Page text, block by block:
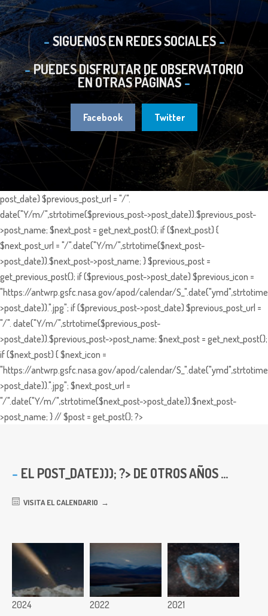
SIGUENOS EN REDES SOCIALES
PUEDES DISFRUTAR DE OBSERVATORIO
EN OTRAS PÁGINAS
Facebook Twitter
post_date) $previous_post_url = "/".
date("Y/m/",strtotime($previous_post->post_date)).$previous_post-
>post_name; $next_post = get_next_post(); if ($next_post) {
$next_post_url = "/".date("Y/m/",strtotime($next_post-
>post_date)).$next_post->post_name; } $previous_post =
get_previous_post(); if ($previous_post->post_date) $previous_icon =
"https://antwrp.gsfc.nasa.gov/apod/calendar/
>post_date)).".jpg"; if ($previous_post->post_date) $previous_post_url =
"/". date("Y/m/",strtotime($previous_post-
>post_date)).$previous_post->post_name; $next_post = get_next_post();
if ($next_post) { $next_icon =
"https://antwrp.gsfc.nasa.gov/apod/calendar/
>post_date)).".jpg"; $next_post_url =
"/".date("Y/m/",strtotime($next_post->post_date)).$next_post-
>post_name; } // $post = get_post(); ?>
EL POST_DATE))); ?> DE OTROS AÑOS ...
VISITA EL CALENDARIO
2024 2022 2021